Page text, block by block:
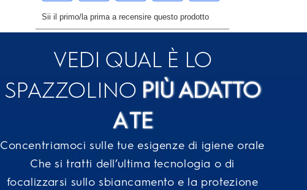
VEDI QUAL È LO
SPAZZOLINO PIÙ ADATTO
A TE
Concentriamoci sulle tue esigenze di igiene orale
Che si tratti dell’ultima tecnologia o di
focalizzarsi sullo sbiancamento e la protezione